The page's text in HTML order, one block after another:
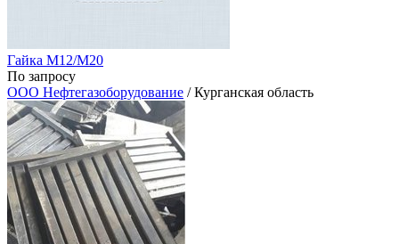
Гайка М12/М20
По запросу
ООО Нефтегазоборудование / Курганская область